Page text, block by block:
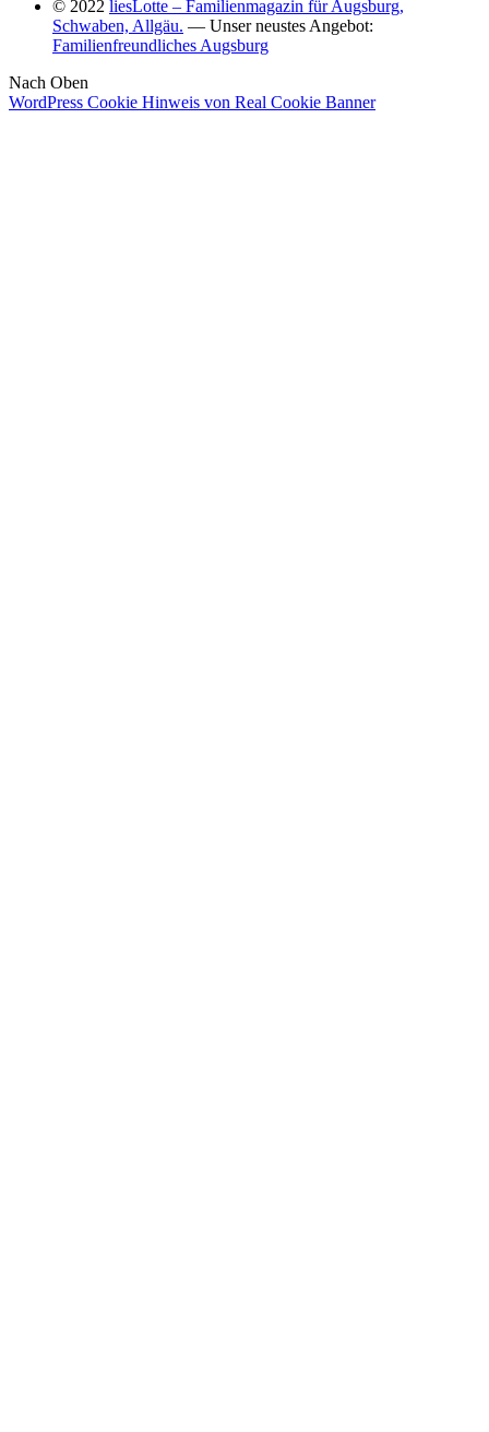
© 2022 liesLotte – Familienmagazin für Augsburg,
Schwaben, Allgäu. — Unser neustes Angebot:
Familienfreundliches Augsburg
Nach Oben
WordPress Cookie Hinweis von Real Cookie Banner